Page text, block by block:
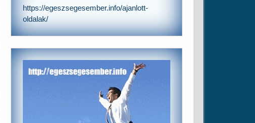
https://egeszsegesember.info/ajanlott-
oldalak/